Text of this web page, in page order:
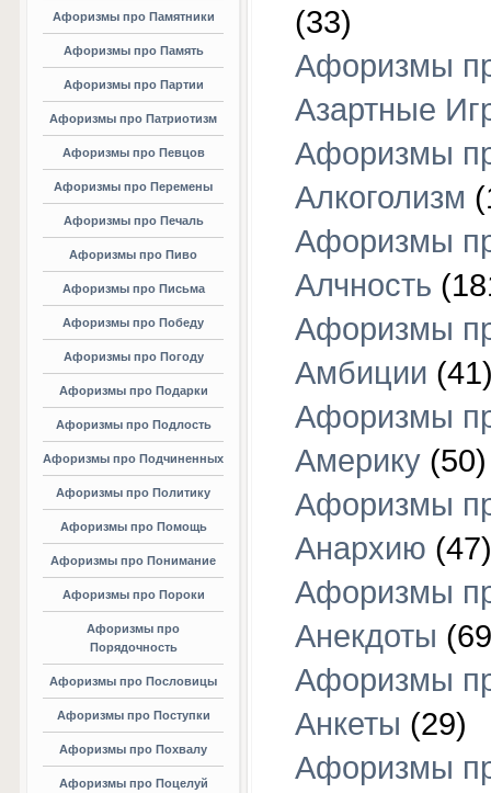
Афоризмы про Памятники
Афоризмы про Память
Афоризмы про Партии
Афоризмы про Патриотизм
Афоризмы про Певцов
Афоризмы про Перемены
Афоризмы про Печаль
Афоризмы про Пиво
Афоризмы про Письма
Афоризмы про Победу
Афоризмы про Погоду
Афоризмы про Подарки
Афоризмы про Подлость
Афоризмы про Подчиненных
Афоризмы про Политику
Афоризмы про Помощь
Афоризмы про Понимание
Афоризмы про Пороки
Афоризмы про
Порядочность
Афоризмы про Пословицы
Афоризмы про Поступки
Афоризмы про Похвалу
Афоризмы про Поцелуй
(33)
Афоризмы
Азартные
Афоризмы
Алкоголизм
Афоризмы
Алчность
Афоризмы
Амбиции
Афоризмы
Америку (50)
Афоризмы
Анархию (47)
Афоризмы
Анекдоты
Афоризмы
Анкеты (29)
Афоризмы